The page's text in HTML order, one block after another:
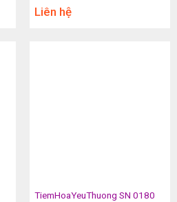
Liên hệ
TiemHoaYeuThuong SN 0180